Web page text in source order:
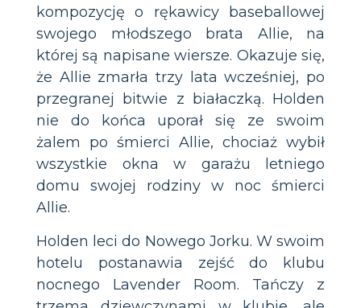
kompozycję o rękawicy baseballowej
swojego młodszego brata Allie, na
której są napisane wiersze. Okazuje się,
że Allie zmarła trzy lata wcześniej, po
przegranej bitwie z białaczką. Holden
nie do końca uporał się ze swoim
żalem po śmierci Allie, chociaż wybił
wszystkie okna w garażu letniego
domu swojej rodziny w noc śmierci
Allie.
Holden leci do Nowego Jorku. W swoim
hotelu postanawia zejść do klubu
nocnego Lavender Room. Tańczy z